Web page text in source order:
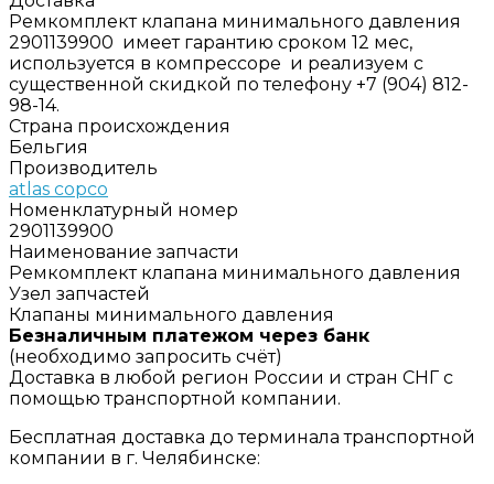
Ремкомплект клапана минимального давления
2901139900 имеет гарантию сроком 12 мес,
используется в компрессоре и реализуем с
существенной скидкой по телефону +7 (904) 812-
98-14.
Страна происхождения
Бельгия
Производитель
atlas copco
Номенклатурный номер
2901139900
Наименование запчасти
Ремкомплект клапана минимального давления
Узел запчастей
Клапаны минимального давления
Безналичным платежом через банк
(необходимо запросить счёт)
Доставка в любой регион России и стран СНГ с
помощью транспортной компании.
Бесплатная доставка до терминала транспортной
компании в г. Челябинске: